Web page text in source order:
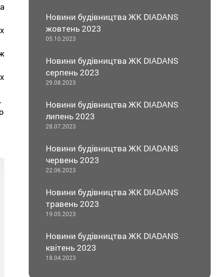
Новини будівництва ЖК DIADANS
жовтень 2023
05.10.2023
Новини будівництва ЖК DIADANS
серпень 2023
29.08.2023
Новини будівництва ЖК DIADANS
липень 2023
28.07.2023
Новини будівництва ЖК DIADANS
червень 2023
22.06.2023
Новини будівництва ЖК DIADANS
травень 2023
19.05.2023
Новини будівництва ЖК DIADANS
квітень 2023
18.04.2023